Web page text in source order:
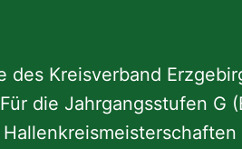
des Kreisverband
die Jahrgangsstufen G